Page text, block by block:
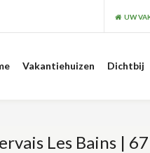
UW
Vakantiehuizen Dichtbij
Les Bains |